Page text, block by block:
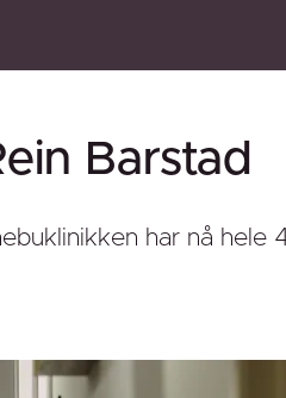
Barstad
har nå hele